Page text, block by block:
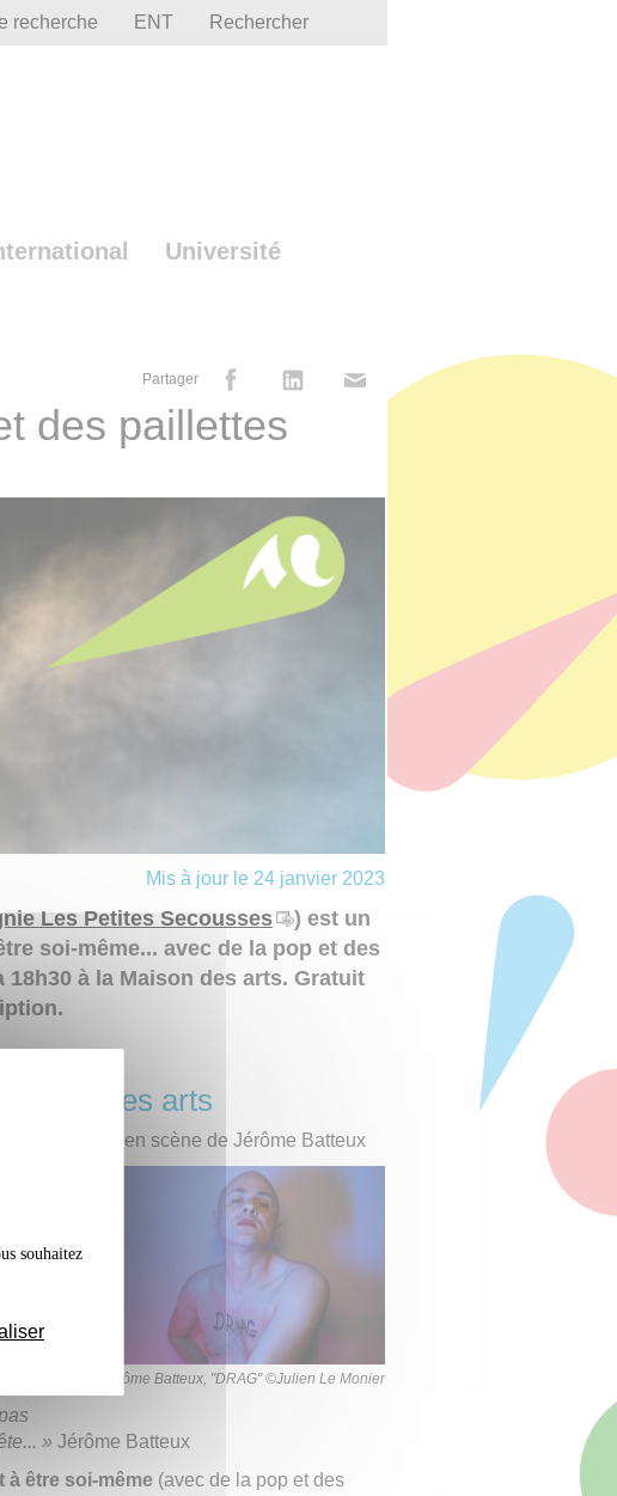
recherche ENT Rechercher
Université
Partager
des paillettes
Mis à jour le 24 janvier 2023
Les Petites Secousses
) est un
soi-même... avec de la pop et des
à la Maison des arts. Gratuit
des arts
mise en scène de Jérôme Batteux
Jérôme Batteux, "DRAG" ©Julien Le Monier
de
Je
me
» Jérôme Batteux
à être soi-même(avec de la pop et des
souhaitez